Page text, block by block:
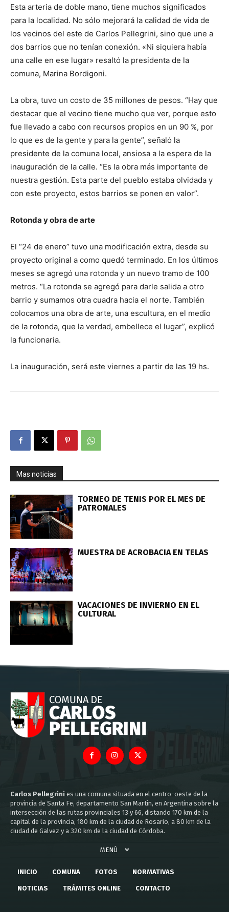
Esta arteria de doble mano, tiene muchos significados
para la localidad. No sólo mejorará la calidad de vida de
los vecinos del este de Carlos Pellegrini, sino que une a
dos barrios que no tenían conexión. «Ni siquiera había
una calle en ese lugar» resaltó la presidenta de la
comuna, Marina Bordigoni.
La obra, tuvo un costo de 35 millones de pesos. “Hay que
destacar que el vecino tiene mucho que ver, porque esto
fue llevado a cabo con recursos propios en un 90 %, por
lo que es de la gente y para la gente”, señaló la
presidente de la comuna local, ansiosa a la espera de la
inauguración de la calle. “Es la obra más importante de
nuestra gestión. Esta parte del pueblo estaba olvidada y
con este proyecto, estos barrios se ponen en valor”.
Rotonda y obra de arte
El “24 de enero” tuvo una modificación extra, desde su
proyecto original a como quedó terminado. En los últimos
meses se agregó una rotonda y un nuevo tramo de 100
metros. “La rotonda se agregó para darle salida a otro
barrio y sumamos otra cuadra hacia el norte. También
colocamos una obra de arte, una escultura, en el medio
de la rotonda, que la verdad, embellece el lugar”, explicó
la funcionaria.
La inauguración, será este viernes a partir de las 19 hs.
Mas noticias
TORNEO DE TENIS POR EL MES DE
PATRONALES
MUESTRA DE ACROBACIA EN TELAS
VACACIONES DE INVIERNO EN EL
CULTURAL
Carlos Pellegrini es una comuna situada en el centro-oeste de la
provincia de Santa Fe, departamento San Martín, en Argentina sobre la
intersección de las rutas provinciales 13 y 66, distando 170 km de la
capital de la provincia, 180 km de la ciudad de Rosario, a 80 km de la
ciudad de Galvez y a 320 km de la ciudad de Córdoba.
MENÚ
INICIO COMUNA FOTOS NORMATIVAS
NOTICIAS TRÁMITES ONLINE CONTACTO